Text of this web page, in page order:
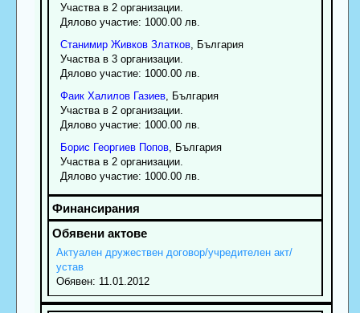
Участва в 2 организации.
Дялово участие: 1000.00 лв.
Станимир Живков Златков, България
Участва в 3 организации.
Дялово участие: 1000.00 лв.
Фаик Халилов Газиев, България
Участва в 2 организации.
Дялово участие: 1000.00 лв.
Борис Георгиев Попов, България
Участва в 2 организации.
Дялово участие: 1000.00 лв.
Актуален дружествен договор/учредителен акт/
устав
Обявен: 11.01.2012